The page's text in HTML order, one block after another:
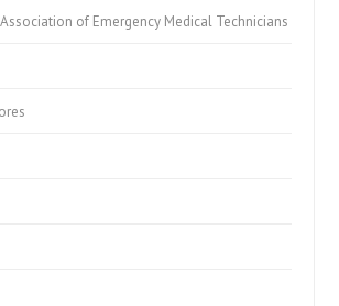
of Emergency Medical Technicians